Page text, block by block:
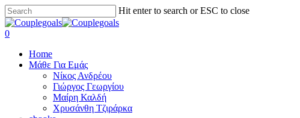
Skip
to
main
Hit enter to search or ESC to close
Close
Search
search
0
Home
Μάθε Για Εμάς
Νίκος Ανδρέου
Γιώργος Γεωργίου
Μαίρη Καλδή
Χρυσάνθη Τζιράρκα